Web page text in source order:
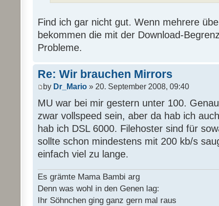
Find ich gar nicht gut. Wenn mehrere
bekommen die mit der Download-
Probleme.
Re: Wir brauchen Mirrors
by Dr_Mario » 20. September 2008, 09:40
MU war bei mir gestern unter 100.
zwar vollspeed sein, aber da hab ich
hab ich DSL 6000. Filehoster sind für
sollte schon mindestens mit 200 kb/s
einfach viel zu lange.
Es grämte Mama Bambi arg
Denn was wohl in den Genen lag:
Ihr Söhnchen ging ganz gern mal raus